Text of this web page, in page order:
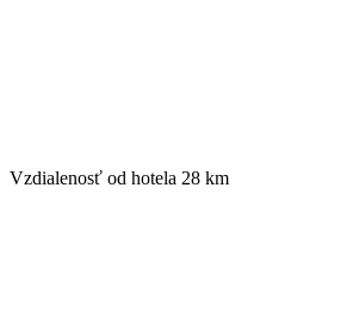
Vzdialenosť od hotela 28 km